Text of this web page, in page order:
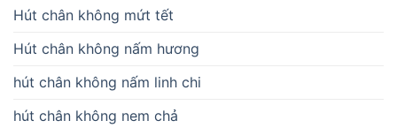
Hút chân không mứt tết
Hút chân không nấm hương
hút chân không nấm linh chi
hút chân không nem chả